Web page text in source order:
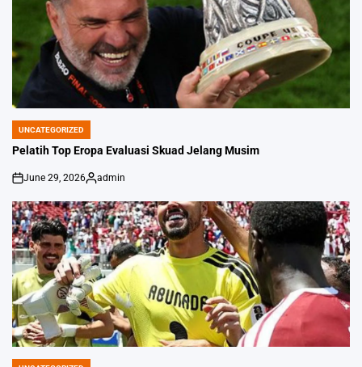
POSTED
IN
UNCATEGORIZED
Pelatih Top Eropa Evaluasi Skuad Jelang Musim
on
June 29, 2026
Posted
admin